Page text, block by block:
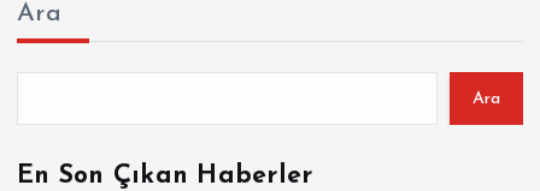
Ara
Ara
En Son Çıkan Haberler